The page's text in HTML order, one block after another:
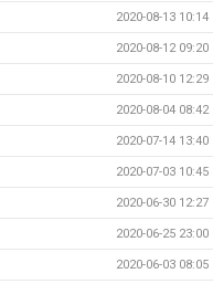
2020-08-13 10:14
2020-08-12 09:20
2020-08-10 12:29
2020-08-04 08:42
2020-07-14 13:40
2020-07-03 10:45
2020-06-30 12:27
2020-06-25 23:00
2020-06-03 08:05